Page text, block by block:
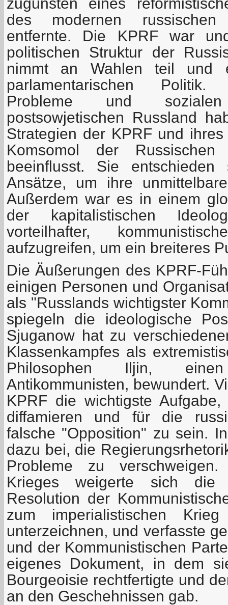
des modernen russischen
entfernte. Die KPRF war
politischen Struktur der
nimmt an Wahlen teil und
parlamentarischen
Probleme und
postsowjetischen Russland
Strategien der KPRF und
Komsomol der
beeinflusst. Sie
Ansätze, um ihre
Außerdem war es in einem
der kapitalistischen
vorteilhafter,
aufzugreifen, um ein breiteres
Die Äußerungen des KPRF-
einigen Personen und
als "Russlands wichtigster
spiegeln die ideologische
Sjuganow hat zu
Klassenkampfes als
Philosophen Iljin,
Antikommunisten, bewundert.
KPRF die wichtigste
diffamieren und für die
falsche "Opposition" zu sein.
dazu bei, die
Probleme zu
Krieges weigerte sich die
Resolution der
zum imperialistischen
unterzeichnen, und verfasste
und der Kommunistischen
eigenes Dokument, in dem
Bourgeoisie rechtfertigte und
an den Geschehnissen gab.